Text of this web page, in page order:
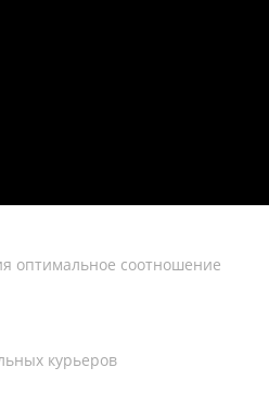
оптимальное соотношение
курьеров